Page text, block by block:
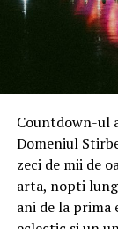
„Pentru un
presupune
un catalog.
culoare pentru
capacitatea
multe locații.
care combină
și coerența
CEO TAG.
Countdown-ul
Domeniul
zeci de mii de
arta, nopti
ani de la prima